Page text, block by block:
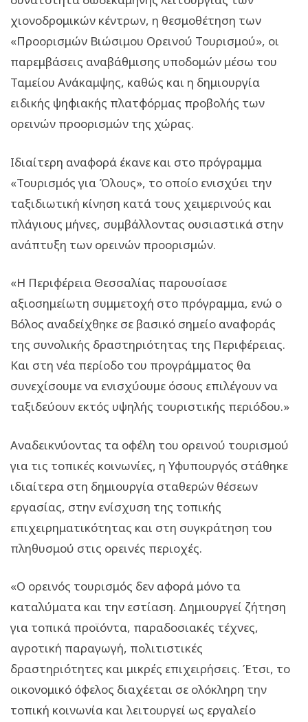
χιονοδρομικών κέντρων, η θεσμοθέτηση των
«Προορισμών Βιώσιμου Ορεινού Τουρισμού», οι
παρεμβάσεις αναβάθμισης υποδομών μέσω του
Ταμείου Ανάκαμψης, καθώς και η δημιουργία
ειδικής ψηφιακής πλατφόρμας προβολής των
ορεινών προορισμών της χώρας.
Ιδιαίτερη αναφορά έκανε και στο πρόγραμμα
«Τουρισμός για Όλους», το οποίο ενισχύει την
ταξιδιωτική κίνηση κατά τους χειμερινούς και
πλάγιους μήνες, συμβάλλοντας ουσιαστικά στην
ανάπτυξη των ορεινών προορισμών.
«Η Περιφέρεια Θεσσαλίας παρουσίασε
αξιοσημείωτη συμμετοχή στο πρόγραμμα, ενώ ο
Βόλος αναδείχθηκε σε βασικό σημείο αναφοράς
της συνολικής δραστηριότητας της Περιφέρειας.
Και στη νέα περίοδο του προγράμματος θα
συνεχίσουμε να ενισχύουμε όσους επιλέγουν να
ταξιδεύουν εκτός υψηλής τουριστικής περιόδου.»
Αναδεικνύοντας τα οφέλη του ορεινού τουρισμού
για τις τοπικές κοινωνίες, η Υφυπουργός στάθηκε
ιδιαίτερα στη δημιουργία σταθερών θέσεων
εργασίας, στην ενίσχυση της τοπικής
επιχειρηματικότητας και στη συγκράτηση του
πληθυσμού στις ορεινές περιοχές.
«Ο ορεινός τουρισμός δεν αφορά μόνο τα
καταλύματα και την εστίαση. Δημιουργεί ζήτηση
για τοπικά προϊόντα, παραδοσιακές τέχνες,
αγροτική παραγωγή, πολιτιστικές
δραστηριότητες και μικρές επιχειρήσεις. Έτσι, το
οικονομικό όφελος διαχέεται σε ολόκληρη την
τοπική κοινωνία και λειτουργεί ως εργαλείο